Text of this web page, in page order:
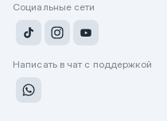
Социальные сети
Написать в чат с поддержкой